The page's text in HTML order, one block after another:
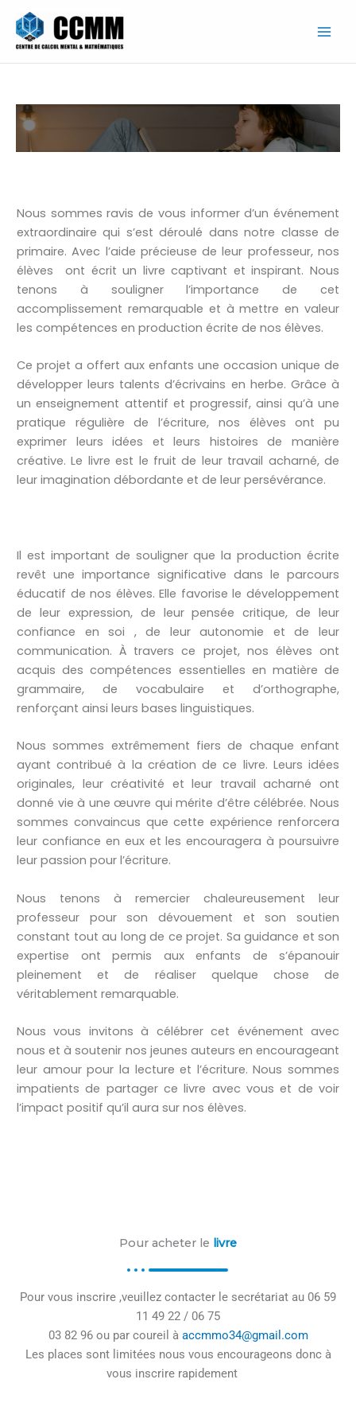
contenu
Nous sommes ravis de vous informer d’un événement
extraordinaire qui s’est déroulé dans notre classe de
primaire. Avec l’aide précieuse de leur professeur, nos
élèves ont écrit un livre captivant et inspirant. Nous
tenons à souligner l’importance de cet
accomplissement remarquable et à mettre en valeur
les compétences en production écrite de nos élèves.
Ce projet a offert aux enfants une occasion unique de
développer leurs talents d’écrivains en herbe. Grâce à
un enseignement attentif et progressif, ainsi qu’à une
pratique régulière de l’écriture, nos élèves ont pu
exprimer leurs idées et leurs histoires de manière
créative. Le livre est le fruit de leur travail acharné, de
leur imagination débordante et de leur persévérance.
Il est important de souligner que la production écrite
revêt une importance significative dans le parcours
éducatif de nos élèves. Elle favorise le développement
de leur expression, de leur pensée critique, de leur
confiance en soi , de leur autonomie et de leur
communication. À travers ce projet, nos élèves ont
acquis des compétences essentielles en matière de
grammaire, de vocabulaire et d’orthographe,
renforçant ainsi leurs bases linguistiques.
Nous sommes extrêmement fiers de chaque enfant
ayant contribué à la création de ce livre. Leurs idées
originales, leur créativité et leur travail acharné ont
donné vie à une œuvre qui mérite d’être célébrée. Nous
sommes convaincus que cette expérience renforcera
leur confiance en eux et les encouragera à poursuivre
leur passion pour l’écriture.
Nous tenons à remercier chaleureusement leur
professeur pour son dévouement et son soutien
constant tout au long de ce projet. Sa guidance et son
expertise ont permis aux enfants de s’épanouir
pleinement et de réaliser quelque chose de
véritablement remarquable.
Nous vous invitons à célébrer cet événement avec
nous et à soutenir nos jeunes auteurs en encourageant
leur amour pour la lecture et l’écriture. Nous sommes
impatients de partager ce livre avec vous et de voir
l’impact positif qu’il aura sur nos élèves.
Pour acheter le livre
Pour vous inscrire ,veuillez contacter le secrétariat au 06 59
11 49 22 / 06 75
03 82 96 ou par coureil à accmmo34@gmail.com
Les places sont limitées nous vous encourageons donc à
vous inscrire rapidement